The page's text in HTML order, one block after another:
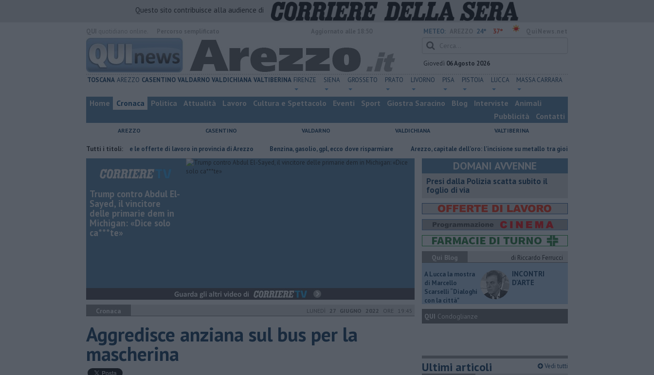
Questo sito contribuisce alla audience di
METEO: 24° 37°
Giovedì 06 Agosto 2026
TOSCANA AREZZO CASENTINO VALDARNO VALDICHIANA VALTIBERINA FIRENZE SIENA GROSSETO PRATO LIVORNO PISA PISTOIA LUCCA MASSA CARRARA
Home Cronaca Politica Attualità Lavoro Cultura e Spettacolo Eventi Sport Giostra Saracino Blog Interviste
Animali
Pubblicità
Contatti
AREZZO CASENTINO VALDARNO VALDICHIANA VALTIBERINA
Tutti i titoli:
​Tutte le offerte di lavoro in provincia di Arezzo ​Benzina, gasolio, gpl, ecco dove risparmiare Arezzo, capitale dell’oro: l’incisione su metallo tra gioielli e oggetti personalizzati
Trump contro Abdul El-
Sayed, il vincitore
delle primarie dem in
Michigan: «Dice solo
ca***te»
Cronaca LUNEDÌ 27 GIUGNO 2022 ORE 19:45
Aggredisce anziana sul bus per la
mascherina
DOMANI AVVENNE
Presi dalla Polizia scatta subito il
foglio di via
Qui Blog
di Riccardo Ferrucci
A Lucca la mostra
di Marcello
Scarselli “Dialoghi
con la città"
INCONTRI
D'ARTE
QUI Condoglianze
Ultimi articoli Vedi tutti